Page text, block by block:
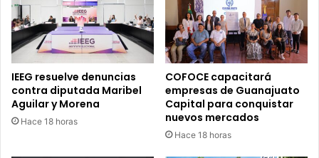
IEEG resuelve denuncias
contra diputada Maribel
Aguilar y Morena
Hace 18 horas
COFOCE capacitará
empresas de Guanajuato
Capital para conquistar
nuevos mercados
Hace 18 horas